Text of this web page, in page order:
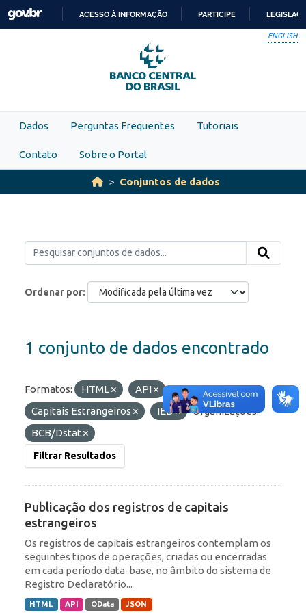
Skip to main content
PARA
O
CONTEÚDO
ACESSO À INFORMAÇÃO PARTICIPE
ENGLISH
Dados Perguntas Frequentes Tutoriais
Contato Sobre o Portal
Conjuntos de dados
Ordenar por
1 conjunto de dados encontrado
Formatos: HTML API
Etiquetas:
Capitais Estrangeiros
IED
Organizações:
BCB/Dstat
Filtrar Resultados
Publicação dos registros de capitais
estrangeiros
Os registros de capitais estrangeiros contemplam os
seguintes tipos de operações, criadas ou encerradas
em cada período data-base, no âmbito do sistema de
Registro Declaratório...
HTML API OData JSON